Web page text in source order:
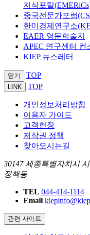
지식포탈
중국전문가포럼
한미경제연구소
EAER 영문학술지
APEC 연구센터 컨
KIEP 뉴스레터
닫기 TOP
LINK TOP
개인정보처리방침
이용자 가이드
고객헌장
저작권 정책
찾아오시는길
30147 세종특별자치시
정책동
TEL 044-414-1114
Email
관련 사이트